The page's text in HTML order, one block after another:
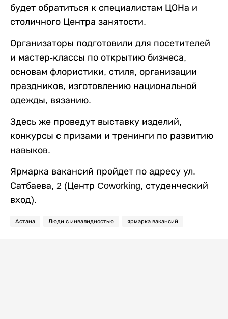
будет обратиться к специалистам ЦОНа и
столичного Центра занятости.
Организаторы подготовили для посетителей
и мастер-классы по открытию бизнеса,
основам флористики, стиля, организации
праздников, изготовлению национальной
одежды, вязанию.
Здесь же проведут выставку изделий,
конкурсы с призами и тренинги по развитию
навыков.
Ярмарка вакансий пройдет по адресу ул.
Сатбаева, 2 (Центр Coworking, студенческий
вход).
Астана Люди с инвалидностью ярмарка вакансий